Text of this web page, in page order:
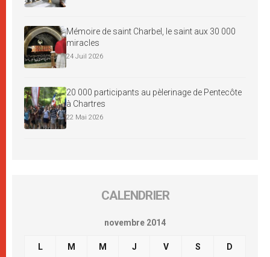
Mémoire de saint Charbel, le saint aux 30 000
miracles
24 Juil 2026
20 000 participants au pèlerinage de Pentecôte
à Chartres
22 Mai 2026
CALENDRIER
novembre 2014
L M M J V S D